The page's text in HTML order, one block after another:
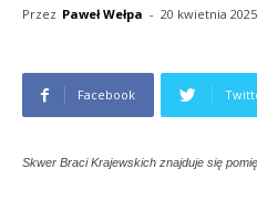
Przez Paweł Wełpa - 20 kwietnia 2025
Facebook
Skwer Braci Krajewskich znajduje się